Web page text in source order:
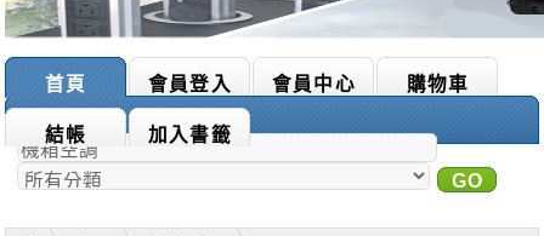
首頁 會員登入 會員中心 購物車
結帳 加入書籤
商品搜尋：
GO